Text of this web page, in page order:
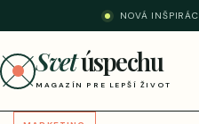
NOVÁ
Svetúspechu
MAGAZÍN PRE LEPŠÍ ŽIVOT